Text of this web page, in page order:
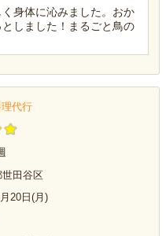
身体に沁みました。おか
しました！まるごと鳥の
代行
世田谷区
20日(月)